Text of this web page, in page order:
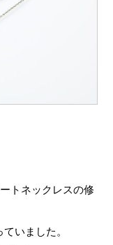
トネックレスの修
いました。